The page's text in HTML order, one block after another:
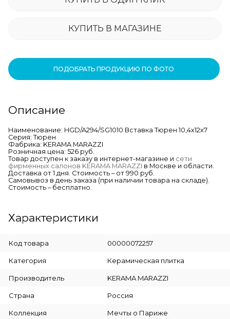
КУПИТЬ В МАГАЗИНЕ
ПОДОБРАТЬ ПРОДУКЦИЮ ПО ФОТО
Описание
Наименование: HGD/A294/SG1010 Вставка Тюрен 10,4х12х7
Серия: Тюрен
Фабрика: KERAMA MARAZZI
Розничная цена: 526 руб.
Товар доступен к заказу в интернет-магазине и сети
фирменных салонов KERAMA MARAZZI в Москве и области.
Доставка от 1 дня. Стоимость – от 990 руб.
Самовывоз в день заказа (при наличии товара на складе).
Стоимость – бесплатно.
Характеристики
Код товара 00000072257
Категория Керамическая плитка
Производитель KERAMA MARAZZI
Страна Россия
Коллекция Мечты о Париже